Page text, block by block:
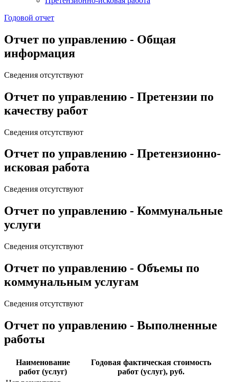
Годовой отчет
Отчет по управлению - Общая
информация
Сведения отсутствуют
Отчет по управлению - Претензии по
качеству работ
Сведения отсутствуют
Отчет по управлению - Претензионно-
исковая работа
Сведения отсутствуют
Отчет по управлению - Коммунальные
услуги
Сведения отсутствуют
Отчет по управлению - Объемы по
коммунальным услугам
Сведения отсутствуют
Отчет по управлению - Выполненные
работы
Наименование
работ (услуг)
Годовая фактическая стоимость
работ (услуг), руб.